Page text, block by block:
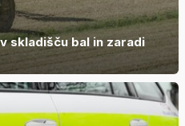
skladišču bal in zaradi